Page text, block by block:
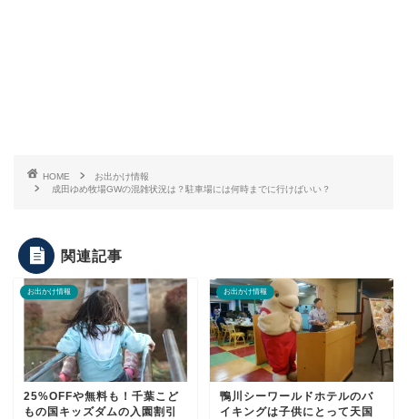
HOME
お出かけ情報
成田ゆめ牧場GWの混雑状況は？駐車場には何時までに行けばいい？
関連記事
お出かけ情報
25%OFFや無料も！千葉こど
もの国キッズダムの入園割引
お出かけ情報
鴨川シーワールドホテルのバ
イキングは子供にとって天国